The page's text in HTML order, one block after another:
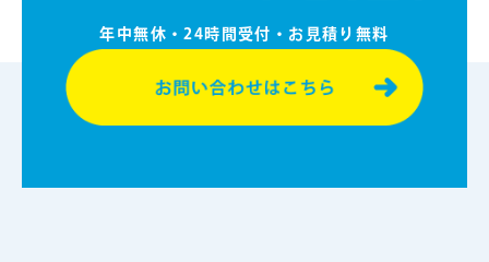
年中無休・24時間受付・お⾒積り無料